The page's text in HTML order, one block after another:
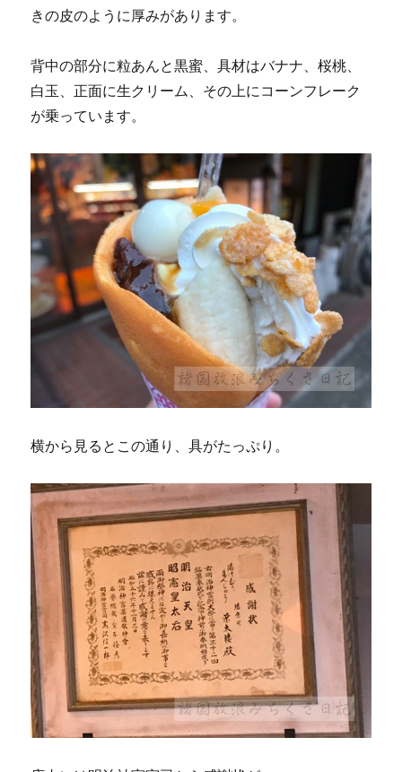
きの皮のように厚みがあります。
背中の部分に粒あんと黒蜜、具材はバナナ、桜桃、
白玉、正面に生クリーム、その上にコーンフレーク
が乗っています。
横から見るとこの通り、具がたっぷり。